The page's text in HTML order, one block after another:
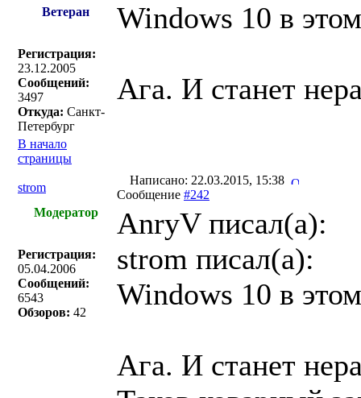
Ветеран
Регистрация:
23.12.2005
Сообщений:
3497
Откуда: Санкт-
Петербург
Windows 10 в
Ага. И станет
В начало
страницы
strom
Написано: 22.03.2015, 15:38
Сообщение #242
Модератор
Регистрация:
05.04.2006
Сообщений:
6543
Обзоров: 42
AnryV писал(a):
strom писал(a):
Windows 10 в
Ага. И станет